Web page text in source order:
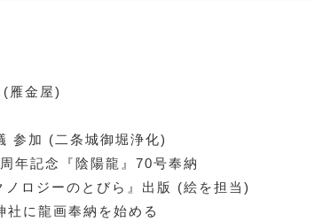
雁金屋)
参加 (二条城御堀浄化)
年記念『陰陽龍』70号奉納
ロジーのとびら』出版 (絵を担当)
に龍画奉納を始める